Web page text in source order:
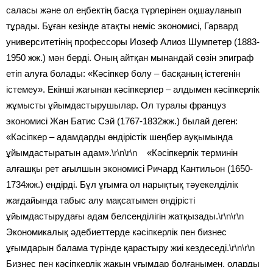
саласы және ол еңбектің басқа түрлерінен оқшауланып
тұрады. Бұған кезінде атақты неміс экономисі, Гарвард
университетінің профессоры Иозеф Алиоз Шумпетер (1883-
1950 жж.) мән берді. Оның айтқан мынандай сөзін эпиграф
етіп алуға болады: «Кәсіпкер болу – басқаның істегенін
істемеу». Екінші жағынан кәсіпкерлер – алдымен кәсіпкерлік
жұмысты ұйымдастырушылар. Ол туралы француз
экономисі Жан Батис Сэй (1767-1832жж.) былай деген:
«Кәсіпкер – адамдарды өндірістік шеңбер ауқымында
ұйымдастыратын адам».\r\n\r\n «Кәсіпкерлік терминін
алғашқы рет ағылшын экономисі Ричард Кантильон (1650-
1734жж.) ендірді. Бұл ұғымға ол нарықтық тәуекелділік
жағдайында табыс алу мақсатымен өндірісті
ұйымдастырудағы адам белсенділігін жатқызады.\r\n\r\n
Экономикалық әдебиеттерде кәсіпкерлік пен бизнес
ұғымдарын балама түрінде қарастыру жиі кездеседі.\r\n\r\n
Бизнес пен кәсіпкерлік жақын ұғымдар болғанымен, оларды